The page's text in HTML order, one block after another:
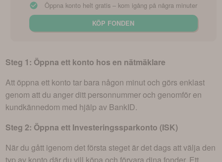
Öppna konto helt gratis – kom igång på några minuter
KÖP FONDEN
Steg 1: Öppna ett konto hos en nätmäklare
Att öppna ett konto tar bara någon minut och görs enklast
genom att du anger ditt personnummer och genomför en
kundkännedom med hjälp av BankID.
Steg 2: Öppna ett Investeringssparkonto (ISK)
När du gått igenom det första steget är det dags att välja den